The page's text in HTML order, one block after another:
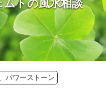
ムトの風水相談
パワーストーン